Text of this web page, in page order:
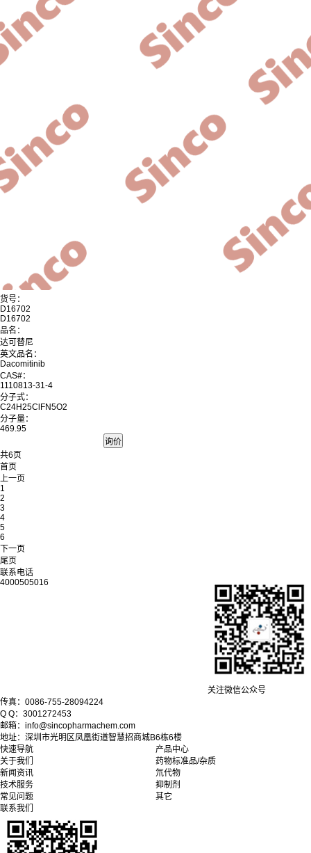
货号：
D16702
D16702
品名：
达可替尼
英文品名：
Dacomitinib
CAS#：
1110813-31-4
分子式：
C24H25ClFN5O2
分子量：
469.95
共6页
首页
上一页
1
2
3
4
5
6
下一页
尾页
联系电话
4000505016
关注微信公众号
传真：0086-755-28094224
Q Q：3001272453
邮箱：info@sincopharmachem.com
地址：深圳市光明区凤凰街道智慧招商城B6栋6楼
快速导航
产品中心
关于我们
新闻资讯
技术服务
常见问题
联系我们
药物标准品/杂质
氘代物
抑制剂
其它